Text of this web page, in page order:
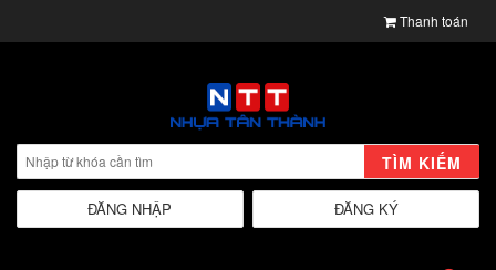
Thanh toán
TÌM KIẾM
ĐĂNG KÝ
ĐĂNG NHẬP